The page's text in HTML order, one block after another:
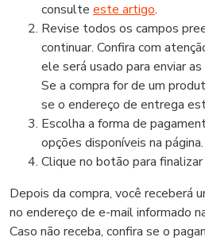
consulte este artigo.
Revise todos os campos
continuar. Confira com
ele será usado para enviar
Se a compra for de um
se o endereço de entrega
Escolha a forma de
opções disponíveis na página.
Clique no botão para finalizar
Depois da compra, você receberá
no endereço de e-mail informado
Caso não receba, confira se o